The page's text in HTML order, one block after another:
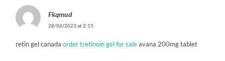
Fkqmud
28/06/2023 at 2:15
retin gel canadaorder tretinoin gel for saleavana 200mg tablet